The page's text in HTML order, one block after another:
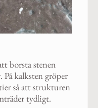
borsta stenen
På kalksten gröper
så att strukturen
tydligt.